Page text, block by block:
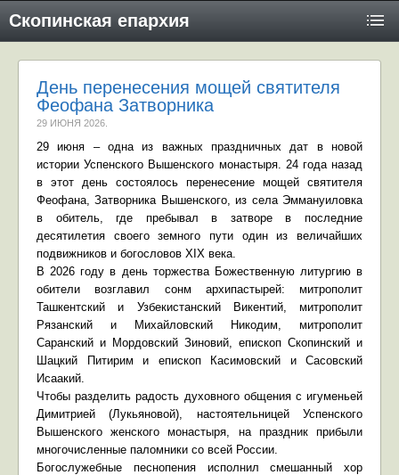
Скопинская епархия
День перенесения мощей святителя
Феофана Затворника
29 ИЮНЯ 2026
29 июня – одна из важных праздничных дат в новой
истории Успенского Вышенского монастыря. 24 года назад
в этот день состоялось перенесение мощей святителя
Феофана, Затворника Вышенского, из села Эммануиловка
в обитель, где пребывал в затворе в последние
десятилетия своего земного пути один из величайших
подвижников и богословов XIX века.
В 2026 году в день торжества Божественную литургию в
обители возглавил сонм архипастырей: митрополит
Ташкентский и Узбекистанский Викентий, митрополит
Рязанский и Михайловский Никодим, митрополит
Саранский и Мордовский Зиновий, епископ Скопинский и
Шацкий Питирим и епископ Касимовский и Сасовский
Исаакий.
Чтобы разделить радость духовного общения с игуменьей
Димитрией (Лукьяновой), настоятельницей Успенского
Вышенского женского монастыря, на праздник прибыли
многочисленные паломники со всей России.
Богослужебные песнопения исполнил смешанный хор